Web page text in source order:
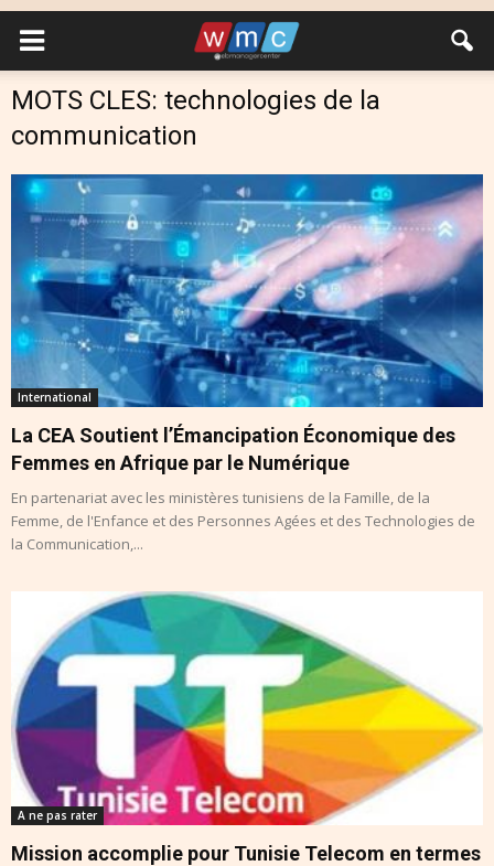
MOTS CLES: technologies de la
communication
International
La CEA Soutient l’Émancipation Économique des
Femmes en Afrique par le Numérique
En partenariat avec les ministères tunisiens de la Famille, de la
Femme, de l'Enfance et des Personnes Agées et des Technologies de
la Communication,...
A ne pas rater
Mission accomplie pour Tunisie Telecom en termes